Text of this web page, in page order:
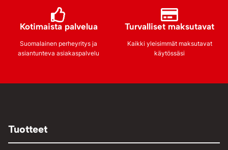
Kotimaista palvelua
Suomalainen perheyritys ja
asiantunteva asiakaspalvelu
Turvalliset maksutavat
Kaikki yleisimmät maksutavat
käytössäsi
Tuotteet